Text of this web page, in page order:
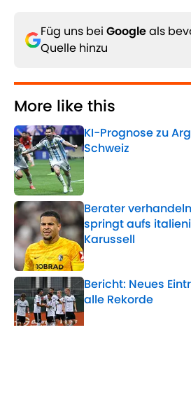
Füg uns bei Googleals
Quelle hinzu
More like this
KI-Prognose zu
Schweiz
Published by on Invalid
Berater
springt aufs
Karussell
Published by on Invalid
Bericht: Neues
alle Rekorde
Published by on Invalid